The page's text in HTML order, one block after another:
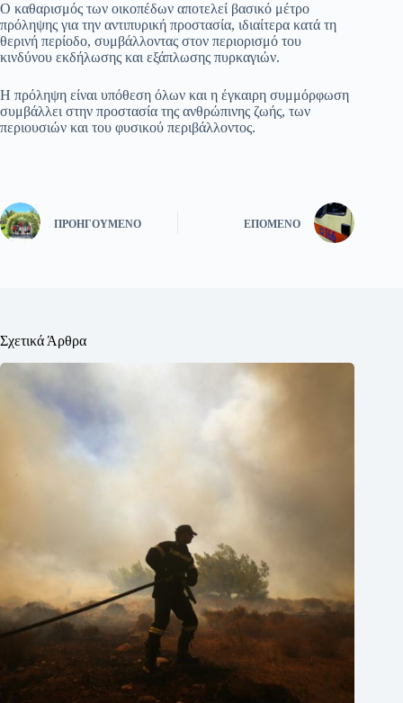
Ο καθαρισμός των οικοπέδων αποτελεί βασικό μέτρο
πρόληψης για την αντιπυρική προστασία, ιδιαίτερα κατά τη
θερινή περίοδο, συμβάλλοντας στον περιορισμό του
κινδύνου εκδήλωσης και εξάπλωσης πυρκαγιών.
Η πρόληψη είναι υπόθεση όλων και η έγκαιρη συμμόρφωση
συμβάλλει στην προστασία της ανθρώπινης ζωής, των
περιουσιών και του φυσικού περιβάλλοντος.
ΠΡΟΗΓΟΎΜΕΝΟ ΕΠΌΜΕΝΟ
Σχετικά Άρθρα